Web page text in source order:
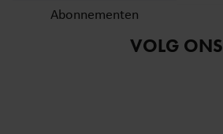
Abonnementen
VOLG ONS